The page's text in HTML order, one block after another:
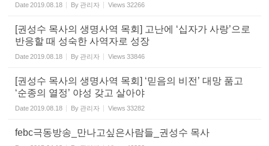
Date 2019.08.18 By 관리자 Views 32266
[권성수 목사의 생명사역 목회] 고난에 ‘십자가 사랑’으로
반응할 때 성숙한 사역자로 성장
Date 2019.08.18 By 관리자 Views 33846
[권성수 목사의 생명사역 목회] ‘믿음의 비전’ 대망 품고
‘순종의 열정’ 야성 갖고 살아야
Date 2019.08.18 By 관리자 Views 33282
febc극동방송_만나고싶은사람들_권성수 목사